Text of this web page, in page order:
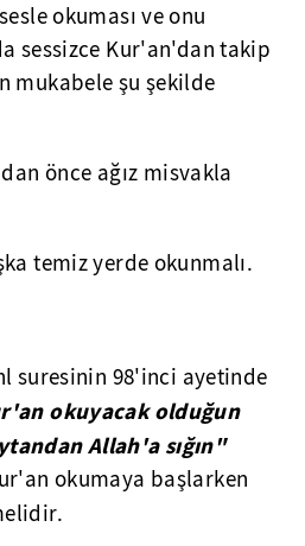
okuması ve onu
sessizce Kur'an'dan takip
mukabele şu şekilde
önce ağız misvakla
temiz yerde okunmalı.
suresinin 98'inci ayetinde
okuyacak olduğun
Allah'a sığın"
okumaya başlarken